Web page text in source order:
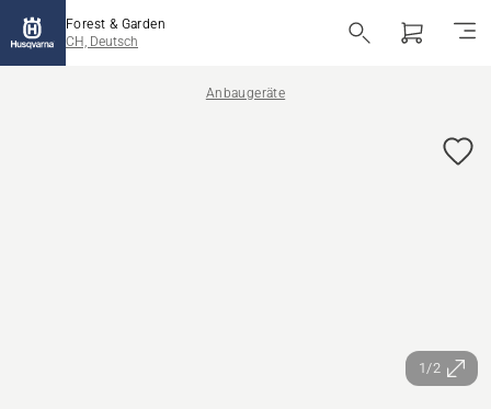
Forest & Garden
CH, Deutsch
Anbaugeräte
1/2